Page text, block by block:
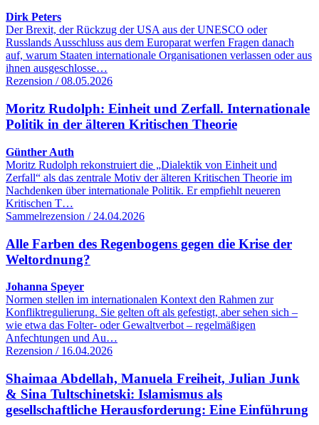
Dirk Peters
Der Brexit, der Rückzug der USA aus der UNESCO oder
Russlands Ausschluss aus dem Europarat werfen Fragen danach
auf, warum Staaten internationale Organisationen verlassen oder aus
ihnen ausgeschlosse…
Rezension / 08.05.2026
Moritz Rudolph: Einheit und Zerfall. Internationale
Politik in der älteren Kritischen Theorie
Günther Auth
Moritz Rudolph rekonstruiert die „Dialektik von Einheit und
Zerfall“ als das zentrale Motiv der älteren Kritischen Theorie im
Nachdenken über internationale Politik. Er empfiehlt neueren
Kritischen T…
Sammelrezension / 24.04.2026
Alle Farben des Regenbogens gegen die Krise der
Weltordnung?
Johanna Speyer
Normen stellen im internationalen Kontext den Rahmen zur
Konfliktregulierung. Sie gelten oft als gefestigt, aber sehen sich –
wie etwa das Folter- oder Gewaltverbot – regelmäßigen
Anfechtungen und Au…
Rezension / 16.04.2026
Shaimaa Abdellah, Manuela Freiheit, Julian Junk
& Sina Tultschinetski: Islamismus als
gesellschaftliche Herausforderung: Eine Einführung